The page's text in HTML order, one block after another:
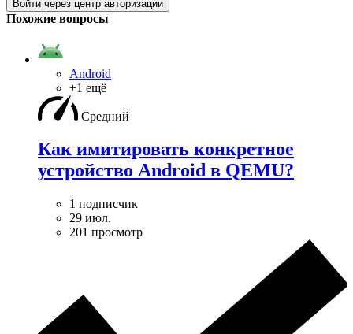
Войти через центр авторизации
Похожие вопросы
Android
+1 ещё
Средний
Как имитировать конкретное
устройство Android в QEMU?
1 подписчик
29 июл.
201 просмотр